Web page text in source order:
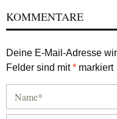
KOMMENTARE
Deine E-Mail-Adresse
Felder sind mit* markiert